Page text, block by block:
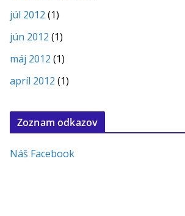
júl 2012 (1)
jún 2012 (1)
máj 2012 (1)
apríl 2012 (1)
Zoznam odkazov
Náš Facebook